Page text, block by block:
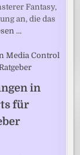
Fantasy,
an, die das
…
in
für